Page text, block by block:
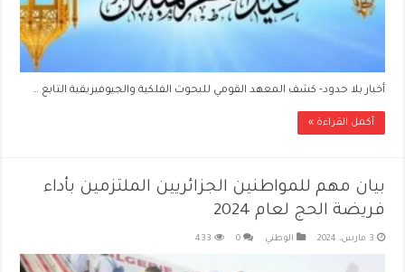
أخبار بلا حدود- كشف المعهد القومي للبحوث الفلكية والجيوفيزيقية التابع …
أكمل القراءة »
بيان مهم للمواطنين الجزائريين الملتزمين بأداء
فريضة الحج لعام 2024
3 مارس، 2024 الوطني 0
433